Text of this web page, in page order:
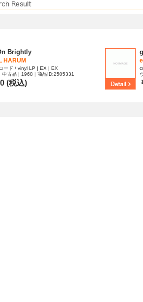
Brightly
HARUM
ード / vinyl LP | EX | EX
中古品 | 1968 | 商品ID:2505331
(税込)